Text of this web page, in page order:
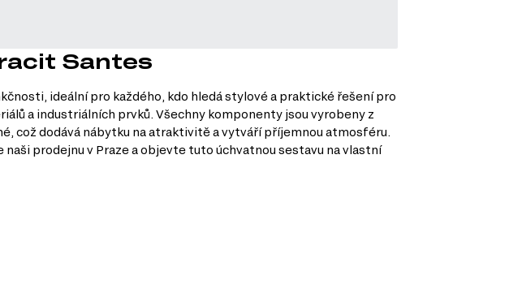
Santes
ideální pro každého, kdo hledá stylové a praktické řešení pro
a industriálních prvků. Všechny komponenty jsou vyrobeny z
což dodává nábytku na atraktivitě a vytváří příjemnou atmosféru.
prodejnu v Praze a objevte tuto úchvatnou sestavu na vlastní